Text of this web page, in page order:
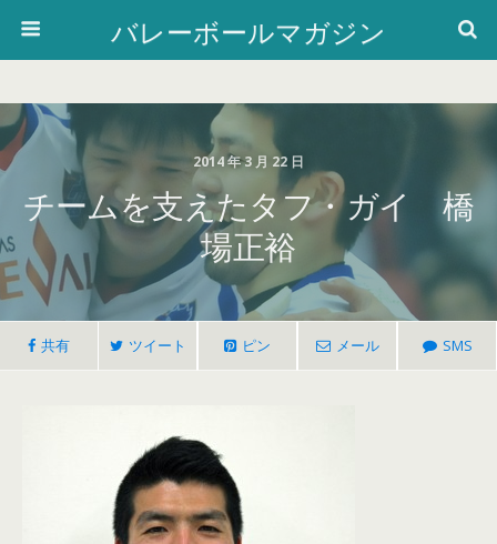
バレーボールマガジン
2014 年 3 月 22 日
チームを支えたタフ・ガイ 橋
場正裕
共有 ツイート ピン メール SMS